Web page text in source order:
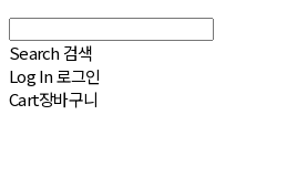
Search 검색
Log In로그인
Cart장바구니